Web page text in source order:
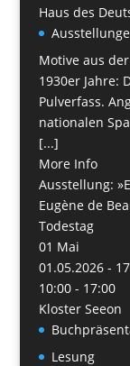
Haus des
Motive aus
1930er Jahre:
Pulverfass.
nationalen
[...]
More Info
Ausstellung:
Eugène de
Todestag
01 Mai
01.05.2026 -
10:00 - 17:00
Kloster Seeon
Lesung